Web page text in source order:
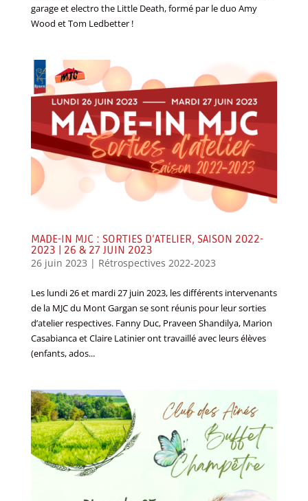
garage et electro the Little Death, formé par le duo Amy
Wood et Tom Ledbetter !
MADE-IN MJC : SORTIES D’ATELIER, SAISON 2022-
2023 | 26 & 27 JUIN 2023
26 juin 2023 | Rétrospectives 2022-2023
Les lundi 26 et mardi 27 juin 2023, les différents intervenants
de la MJC du Mont Gargan se sont réunis pour leur sorties
d’atelier respectives. Fanny Duc, Praveen Shandilya, Marion
Casabianca et Claire Latinier ont travaillé avec leurs élèves
(enfants, ados...